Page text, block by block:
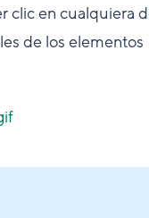
clic en cualquiera
de los elementos